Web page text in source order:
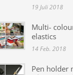
19 Juli 2018
Multi-
elastics
14 Feb. 2018
Pen holder